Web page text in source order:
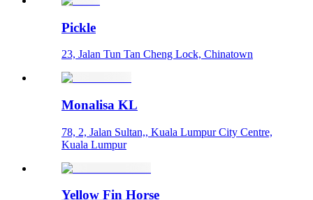
Pickle
23, Jalan Tun Tan Cheng Lock, Chinatown
Monalisa KL
78, 2, Jalan Sultan,, Kuala Lumpur City Centre,
Kuala Lumpur
Yellow Fin Horse